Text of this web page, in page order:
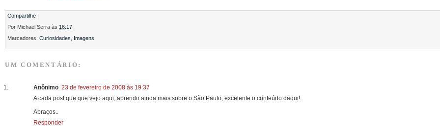
Compartilhe |
Por Michael Serra às 16:17
Marcadores: Curiosidades Imagens
UM COMENTÁRIO:
Anônimo 23 de fevereiro de 2008 às 19:37
A cada post que que vejo aqui, aprendo ainda mais sobre o São Paulo, excelente o conteúdo daqui!
Abraços..
Responder